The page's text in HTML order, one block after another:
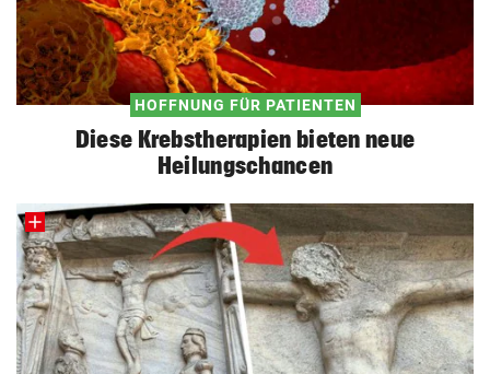
HOFFNUNG FÜR PATIENTEN
Diese Krebstherapien bieten neue
Heilungschancen